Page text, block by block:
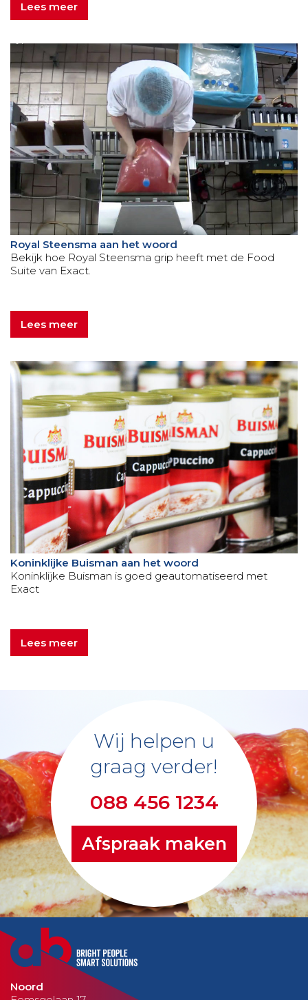
Lees meer
Royal Steensma aan het woord
Bekijk hoe Royal Steensma grip heeft met de Food
Suite van Exact.
Lees meer
Koninklijke Buisman aan het woord
Koninklijke Buisman is goed geautomatiseerd met
Exact
Lees meer
Wij helpen u
graag verder!
088 456 1234
Afspraak maken
Noord